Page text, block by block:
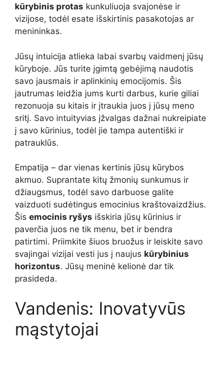
kūrybinis protas kunkuliuoja svajonėse ir
vizijose, todėl esate išskirtinis pasakotojas ar
menininkas.
Jūsų intuicija atlieka labai svarbų vaidmenį jūsų
kūryboje. Jūs turite įgimtą gebėjimą naudotis
savo jausmais ir aplinkinių emocijomis. Šis
jautrumas leidžia jums kurti darbus, kurie giliai
rezonuoja su kitais ir įtraukia juos į jūsų meno
sritį. Savo intuityvias įžvalgas dažnai nukreipiate
į savo kūrinius, todėl jie tampa autentiški ir
patrauklūs.
Empatija – dar vienas kertinis jūsų kūrybos
akmuo. Suprantate kitų žmonių sunkumus ir
džiaugsmus, todėl savo darbuose galite
vaizduoti sudėtingus emocinius kraštovaizdžius.
Šis emocinis ryšys išskiria jūsų kūrinius ir
paverčia juos ne tik menu, bet ir bendra
patirtimi. Priimkite šiuos bruožus ir leiskite savo
svajingai vizijai vesti jus į naujus kūrybinius
horizontus. Jūsų meninė kelionė dar tik
prasideda.
Vandenis: Inovatyvūs
mąstytojai